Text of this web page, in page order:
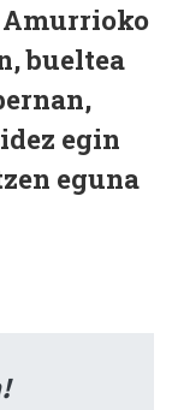
Amurrioko
bueltea
egin
eguna